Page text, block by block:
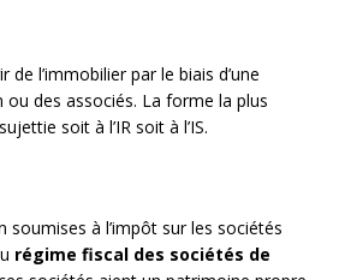
de l’immobilier par le biais d’une
des associés. La forme la plus
soit à l’IR soit à l’IS.
soumises à l’impôt sur les sociétés
régime fiscal des sociétés de